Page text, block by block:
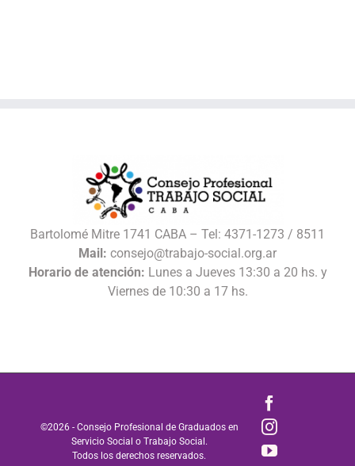
Bartolomé Mitre 1741 CABA – Tel: 4371-1273 / 8511
Mail: consejo@trabajo-social.org.ar
Horario de atención: Lunes a Jueves 13:30 a 20 hs. y
Viernes de 10:30 a 17 hs.
©2026 - Consejo Profesional de Graduados en
Servicio Social o Trabajo Social.
Todos los derechos reservados.
Instagram
YouTube